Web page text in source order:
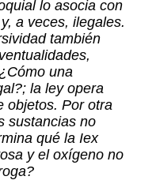
lo asocia con
a veces, ilegales.
también
una
la ley opera
objetos. Por otra
sustancias no
qué la Iex
y el oxígeno no